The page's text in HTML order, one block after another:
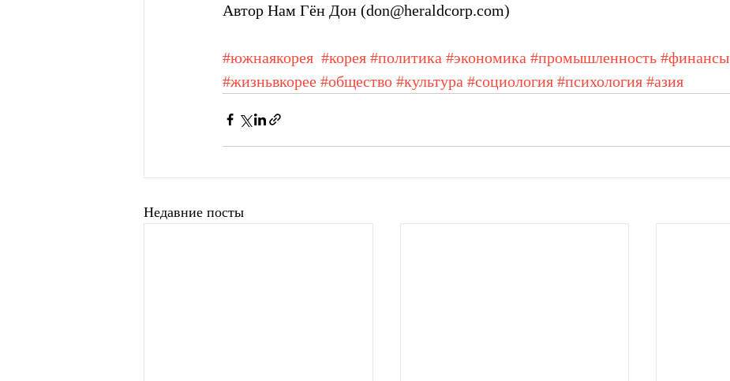
Автор Нам Гён Дон (don@heraldcorp.com)
#южнаякорея #корея #политика #экономика #промышленность #финансы
#жизньвкорее #общество #культура #социология #психология #азия
Недавние посты